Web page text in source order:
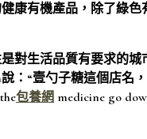
康有機產品，除了綠
對生活品質有要求的
：“壹勺子糖這個店名
包養網 medicine go